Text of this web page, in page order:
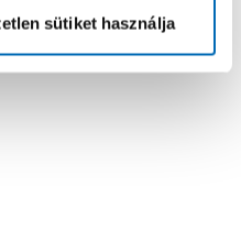
sütiket használja